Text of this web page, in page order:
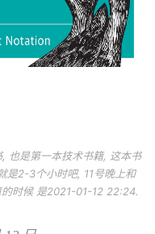
也是第一本技术书籍, 这本书
是2-3个小时吧, 11号晚上和
时候 是2021-01-12 22:24.